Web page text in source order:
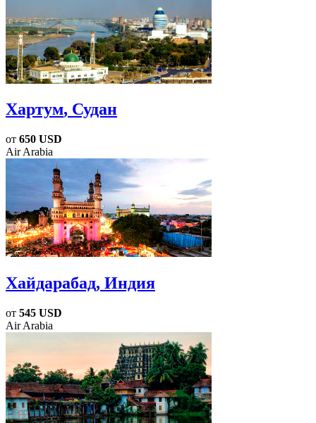
Хартум, Судан
от 650 USD
Air Arabia
Хайдарабад, Индия
от 545 USD
Air Arabia